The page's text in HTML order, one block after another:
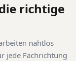
richtige
nahtlos
jede Fachrichtung